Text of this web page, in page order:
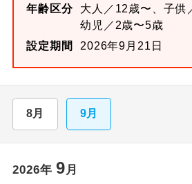
年齢区分
大人／12歳〜、子供
幼児／2歳〜5歳
設定期間
2026年9月21日
8月 9月
2026年 9月